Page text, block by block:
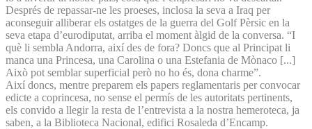
Després de repassar-ne les proeses, inclosa la seva a Iraq per
aconseguir alliberar els ostatges de la guerra del Golf Pèrsic en la
seva etapa d’eurodiputat, arriba el moment àlgid de la conversa. “I
què li sembla Andorra, així des de fora? Doncs que al Principat li
manca una Princesa, una Carolina o una Estefania de Mònaco [...]
Això pot semblar superficial però no ho és, dona charme”.
Així doncs, mentre preparem els papers reglamentaris per convocar
edicte a coprincesa, no sense el permís de les autoritats pertinents,
els convido a llegir la resta de l’entrevista a la nostra hemeroteca, ja
saben, a la Biblioteca Nacional, edifici Rosaleda d’Encamp.